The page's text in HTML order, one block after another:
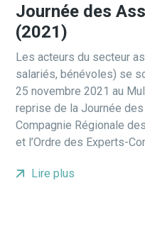
Journée des
(2021)
Les acteurs du secteur
salariés, bénévoles) se
25 novembre 2021 au
reprise de la Journée
Compagnie Régionale
et l’Ordre des Experts-
Lire plus